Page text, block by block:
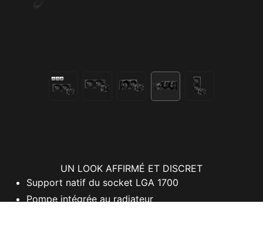
UN LOOK AFFIRMÉ ET DISCRET
Support natif du socket LGA 1700
Pompe intégrée au radiateur